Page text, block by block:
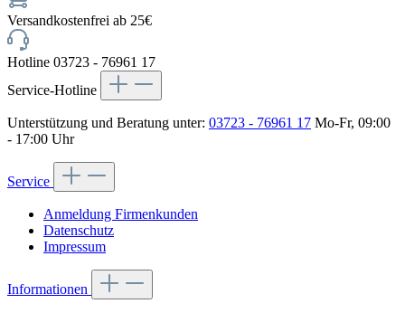
Versandkostenfrei ab 25€
Hotline 03723 - 76961 17
Service-Hotline
Unterstützung und Beratung unter: 03723 - 76961 17 Mo-Fr, 09:00
- 17:00 Uhr
Service
Anmeldung Firmenkunden
Datenschutz
Impressum
Informationen